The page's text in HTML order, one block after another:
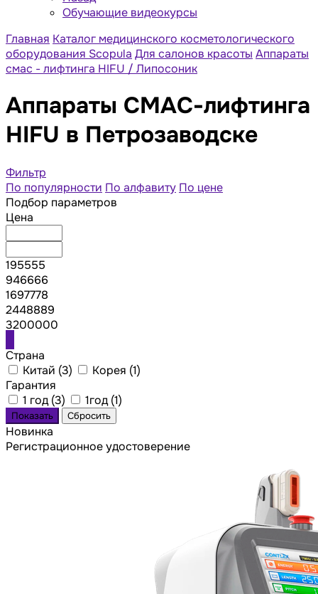
Обучающие видеокурсы
Главная Каталог медицинского косметологического
оборудования Scopula Для салонов красоты Аппараты
cмас - лифтинга HIFU / Липосоник
Аппараты СМАС-лифтинга
HIFU в Петрозаводске
Фильтр
По популярности По алфавиту По цене
Подбор параметров
Цена
195555
946666
1697778
2448889
3200000
Страна
Китай (3) Корея (1)
Гарантия
1 год (3) 1год (1)
Новинка
Регистрационное удостоверение